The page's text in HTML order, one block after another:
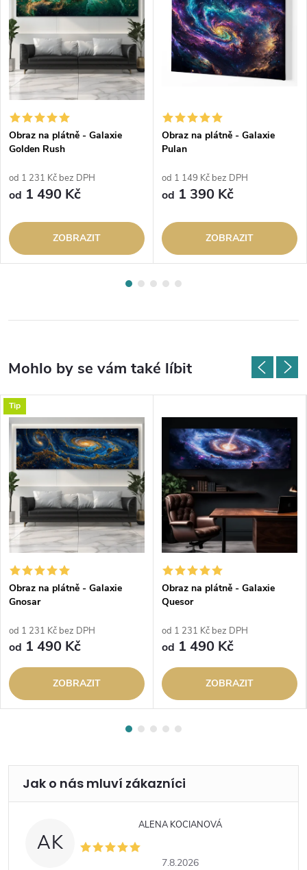
Obraz na plátně - Galaxie
Golden Rush
od 1 231 Kč bez DPH
od 1 490 Kč
ZOBRAZIT
Obraz na plátně - Galaxie
Pulan
od 1 149 Kč bez DPH
od 1 390 Kč
ZOBRAZIT
Tip
Obraz na plátně - Galaxie
Gnosar
od 1 231 Kč bez DPH
od 1 490 Kč
ZOBRAZIT
Obraz na plátně - Galaxie
Quesor
od 1 231 Kč bez DPH
od 1 490 Kč
ZOBRAZIT
AK
ALENA KOCIANOVÁ
7.8.2026